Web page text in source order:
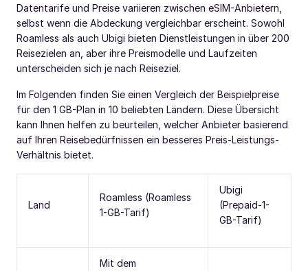
Datentarife und Preise variieren zwischen eSIM-Anbietern,
selbst wenn die Abdeckung vergleichbar erscheint. Sowohl
Roamless als auch Ubigi bieten Dienstleistungen in über 200
Reisezielen an, aber ihre Preismodelle und Laufzeiten
unterscheiden sich je nach Reiseziel.
Im Folgenden finden Sie einen Vergleich der Beispielpreise
für den 1 GB-Plan in 10 beliebten Ländern. Diese Übersicht
kann Ihnen helfen zu beurteilen, welcher Anbieter basierend
auf Ihren Reisebedürfnissen ein besseres Preis-Leistungs-
Verhältnis bietet.
Land
Roamless (Roamless
1-GB-Tarif)
Ubigi
(Prepaid-1-
GB-Tarif)
Mit dem